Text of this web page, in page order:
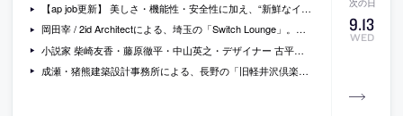
9.13
WED
【ap job更新】 美しさ・機能性・安全性に加え、“新鮮なインパクト”を与える建築を目指す「シンプレックス一級建築士事務所」が、設計スタッフ（経験者・既卒・2023年新卒）を募集中
岡田宰 / 2id Architectによる、埼玉の「Switch Lounge」。賃貸集合住宅の在宅勤務者の為の場。“気持ちの切替”が出来る空間を目指し、集中・気分転換・休憩の観点で区分しつつ滑らかに繋げる構成を考案。素材や仕様で多様な選択肢も創出して“利用者毎の気持ち”に寄添う
小説家 柴崎友香・藤原徹平・中山英之・デザイナー 古平正義が出演する、日本ペイント主催のスペシャルトークセッションが開催。建築学生コンペ「AYDA2023」の開催に合わせて行われる審査員ら参加のイベント。学生限定で参加者を募集中
成瀬・猪熊建築設計事務所による、長野の「旧軽井沢倶楽部の別荘」。様々な表情を見せる自然林の中の敷地。恵まれた環境を“感じる”建築を目指し、開口部等の操作で“過ごし方”と“外の環境”が結びついた空間を多数構築。暮らしの存在が自然を“より豊かに”感じさせる場を作る